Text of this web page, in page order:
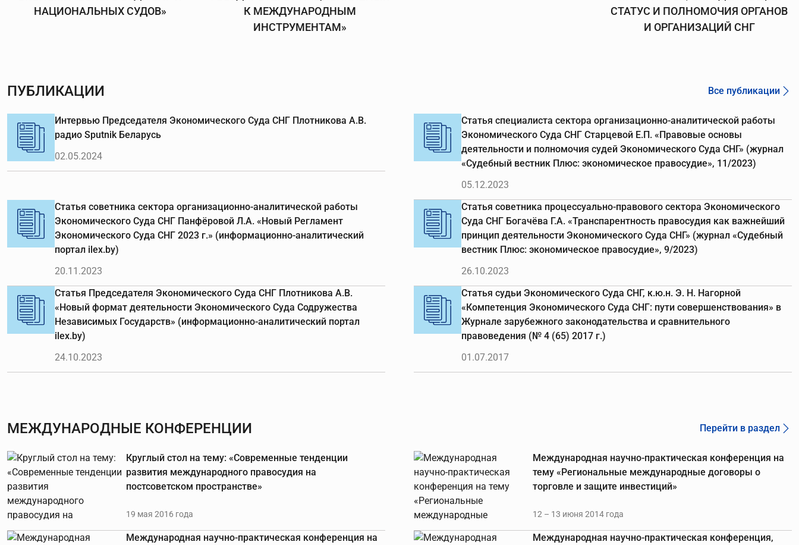
НАЦИОНАЛЬНЫХ СУДОВ»
К МЕЖДУНАРОДНЫМ
ИНСТРУМЕНТАМ»
СТАТУС И ПОЛНОМОЧИЯ ОРГАНОВ
И ОРГАНИЗАЦИЙ СНГ
ПУБЛИКАЦИИ Все публикации
Интервью Председателя Экономического Суда СНГ Плотникова А.В.
радио Sputnik Беларусь
02.05.2024
Статья специалиста сектора организационно-аналитической работы
Экономического Суда СНГ Старцевой Е.П. «Правовые основы
деятельности и полномочия судей Экономического Суда СНГ» (журнал
«Судебный вестник Плюс: экономическое правосудие», 11/2023)
05.12.2023
Статья советника сектора организационно-аналитической работы
Экономического Суда СНГ Панфёровой Л.А. «Новый Регламент
Экономического Суда СНГ 2023 г.» (информационно-аналитический
портал ilex.by)
20.11.2023
Статья советника процессуально-правового сектора Экономического
Суда СНГ Богачёва Г.А. «Транспарентность правосудия как важнейший
принцип деятельности Экономического Суда СНГ» (журнал «Судебный
вестник Плюс: экономическое правосудие», 9/2023)
26.10.2023
Статья Председателя Экономического Суда СНГ Плотникова А.В.
«Новый формат деятельности Экономического Суда Содружества
Независимых Государств» (информационно-аналитический портал
ilex.by)
24.10.2023
Статья судьи Экономического Суда СНГ, к.ю.н. Э. Н. Нагорной
«Компетенция Экономического Суда СНГ: пути совершенствования» в
Журнале зарубежного законодательства и сравнительного
правоведения (№ 4 (65) 2017 г.)
01.07.2017
МЕЖДУНАРОДНЫЕ КОНФЕРЕНЦИИ Перейти в раздел
Круглый стол на тему: «Современные тенденции
развития международного правосудия на
постсоветском пространстве»
19 мая 2016 года
Международная научно-практическая конференция на
тему «Региональные международные договоры о
торговле и защите инвестиций»
12 – 13 июня 2014 года
Международная научно-практическая конференция на
Международная научно-практическая конференция,